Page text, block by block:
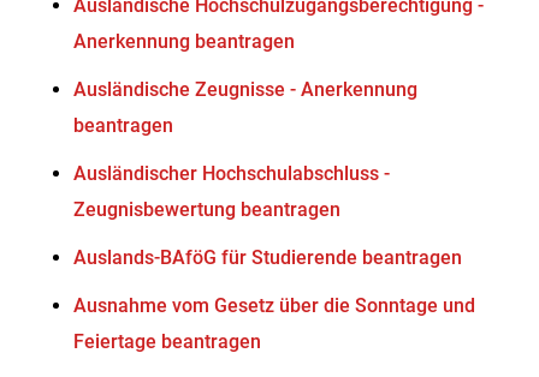
Ausländische Hochschulzugangsberechtigung -
Anerkennung beantragen
Ausländische Zeugnisse - Anerkennung
beantragen
Ausländischer Hochschulabschluss -
Zeugnisbewertung beantragen
Auslands-BAföG für Studierende beantragen
Ausnahme vom Gesetz über die Sonntage und
Feiertage beantragen